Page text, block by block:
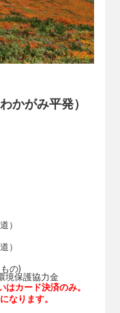
かがみ平発）
）
）
の)
境保護協力金
はカード決済のみ。
なります。